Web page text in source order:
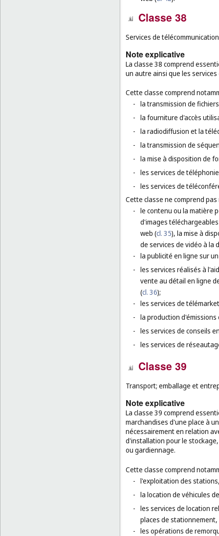
Classe 38
Services de
Note explicative
La classe 38 comprend
un autre ainsi que les
Cette classe comprend
- la transmission de
- la fourniture d'accès
- la radiodiffusion et la
- la transmission de
- la mise à disposition de
- les services de
- les services de
Cette classe ne comprend
- le contenu ou la matière
d'images
web (cl. 35), la mise à
de services de vidéo à la
- la publicité en ligne sur
- les services réalisés à
vente au détail en ligne
(cl. 36);
- les services de
- la production
- les services de conseils
- les services de
Classe 39
Transport; emballage et
Note explicative
La classe 39 comprend
marchandises d'une place à
nécessairement en relation
d'installation pour le
ou gardiennage.
Cette classe comprend
- l'exploitation des
- la location de véhicules
- les services de location
places de
- les opérations de